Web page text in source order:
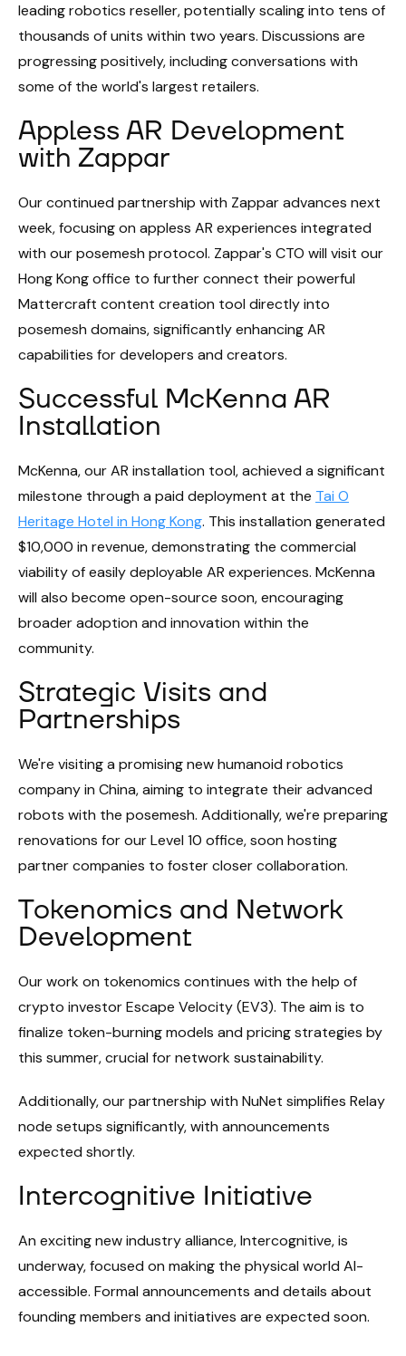
leading robotics reseller, potentially scaling into tens of
thousands of units within two years. Discussions are
progressing positively, including conversations with
some of the world's largest retailers.
Appless AR Development
with Zappar
Our continued partnership with Zappar advances next
week, focusing on appless AR experiences integrated
with our posemesh protocol. Zappar's CTO will visit our
Hong Kong office to further connect their powerful
Mattercraft content creation tool directly into
posemesh domains, significantly enhancing AR
capabilities for developers and creators.
Successful McKenna AR
Installation
McKenna, our AR installation tool, achieved a significant
milestone through a paid deployment at the Tai O
Heritage Hotel in Hong Kong. This installation generated
$10,000 in revenue, demonstrating the commercial
viability of easily deployable AR experiences. McKenna
will also become open-source soon, encouraging
broader adoption and innovation within the
community.
Strategic Visits and
Partnerships
We're visiting a promising new humanoid robotics
company in China, aiming to integrate their advanced
robots with the posemesh. Additionally, we're preparing
renovations for our Level 10 office, soon hosting
partner companies to foster closer collaboration.
Tokenomics and Network
Development
Our work on tokenomics continues with the help of
crypto investor Escape Velocity (EV3). The aim is to
finalize token-burning models and pricing strategies by
this summer, crucial for network sustainability.
Additionally, our partnership with NuNet simplifies Relay
node setups significantly, with announcements
expected shortly.
Intercognitive Initiative
An exciting new industry alliance, Intercognitive, is
underway, focused on making the physical world AI-
accessible. Formal announcements and details about
founding members and initiatives are expected soon.